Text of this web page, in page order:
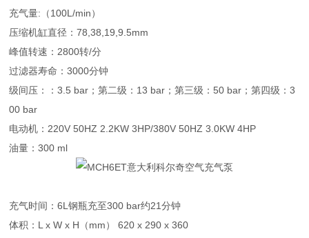
充气量:（100L/min）
压缩机缸直径：78,38,19,9.5mm
峰值转速：2800转/分
过滤器寿命：3000分钟
级间压：：3.5 bar；第二级：13 bar；第三级：50 bar；第四级：3
00 bar
电动机：220V 50HZ 2.2KW 3HP/380V 50HZ 3.0KW 4HP
油量：300 ml
充气时间：6L钢瓶充至300 bar约21分钟
体积：L x W x H（mm） 620 x 290 x 360